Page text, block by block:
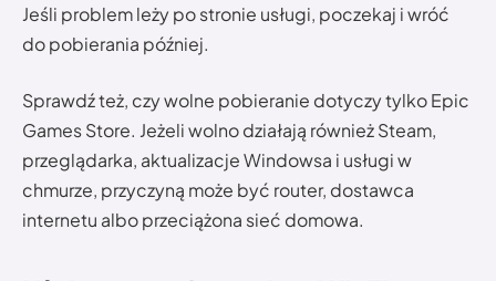
Jeśli problem leży po stronie usługi, poczekaj i wróć
do pobierania później.
Sprawdź też, czy wolne pobieranie dotyczy tylko Epic
Games Store. Jeżeli wolno działają również Steam,
przeglądarka, aktualizacje Windowsa i usługi w
chmurze, przyczyną może być router, dostawca
internetu albo przeciążona sieć domowa.